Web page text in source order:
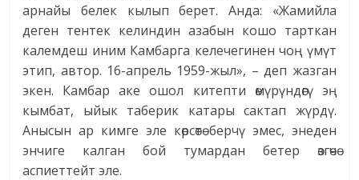
арнайы белек кылып берет. Анда: «Жамийла
деген тентек келиндин азабын кошо тарткан
калемдеш иним Камбарга келечегинен чоң үмүт
этип, автор. 16-апрель 1959-жыл», – деп жазган
экен. Камбар аке ошол китепти өмүрүндөгү эң
кымбат, ыйык таберик катары сактап жүрдү.
Анысын ар кимге эле көрсөтө берчү эмес, энеден
энчиге калган бой тумардан бетер өзгөчө
аспиеттейт эле.